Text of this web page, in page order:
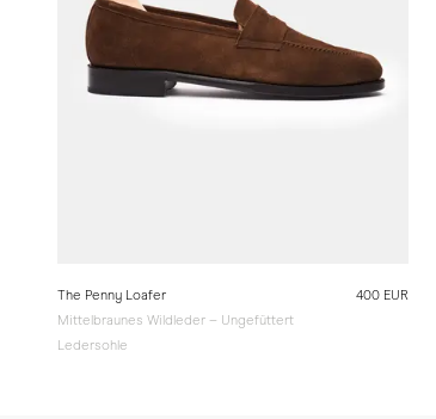
The Penny Loafer
Mittelbraunes Wildleder – Ungefüttert
Ledersohle
400 EUR